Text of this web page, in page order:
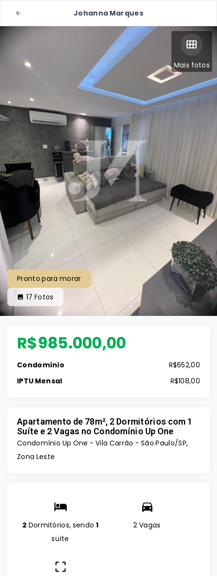
Johanna Marques
Mais fotos
Pronto para morar
17 Fotos
R$985.000,00
Condomínio
R$652,00
IPTU Mensal
R$108,00
Apartamento de 78m², 2 Dormitórios com 1
Suíte e 2 Vagas no Condomínio Up One
Condomínio Up One -Vila Carrão - São Paulo/SP,
Zona Leste
2 Dormitórios, sendo 1
suíte
2 Vagas